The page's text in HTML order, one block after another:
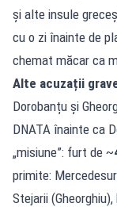
și alte insule
cu o zi înainte de
chemat măcar ca
Alte acuzații
Dorobanțu și
DNATA înainte ca
„misiune”: furt de ~
primite:
Stejarii